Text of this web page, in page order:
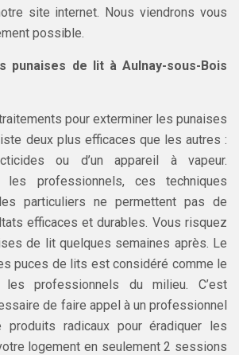
site internet. Nous viendrons vous
possible.
punaises de lit à Aulnay-sous-Bois
pour exterminer les punaises
deux plus efficaces que les autres :
ou d’un appareil à vapeur.
les professionnels, ces techniques
particuliers ne permettent pas de
efficaces et durables. Vous risquez
de lit quelques semaines après. Le
puces de lits est considéré comme le
professionnels du milieu. C’est
de faire appel à un professionnel
radicaux pour éradiquer les
logement en seulement 2 sessions